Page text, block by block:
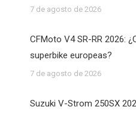
7 de agosto de 2026
CFMoto V4 SR-RR 2026:
superbike europeas?
7 de agosto de 2026
Suzuki V-Strom 250SX